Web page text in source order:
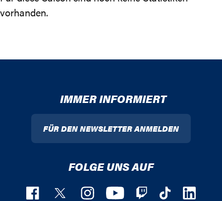
vorhanden.
IMMER INFORMIERT
FÜR DEN NEWSLETTER ANMELDEN
FOLGE UNS AUF